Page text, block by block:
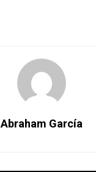
Abraham García